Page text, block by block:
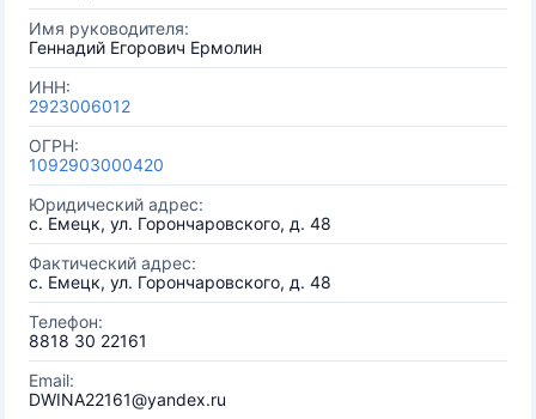
Имя руководителя:
Геннадий Егорович Ермолин
ИНН:
2923006012
ОГРН:
1092903000420
Юридический адрес:
с. Емецк, ул. Горончаровского, д. 48
Фактический адрес:
с. Емецк, ул. Горончаровского, д. 48
Телефон:
8818 30 22161
Email:
DWINA22161@yandex.ru